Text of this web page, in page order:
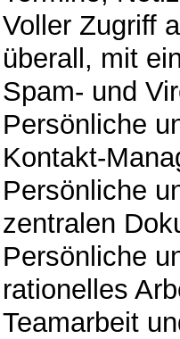
Voller Zugriff
überall, mit
Spam- und
Persönliche
Kontakt-
Persönliche
zentralen
Persönliche
rationelles
Teamarbeit